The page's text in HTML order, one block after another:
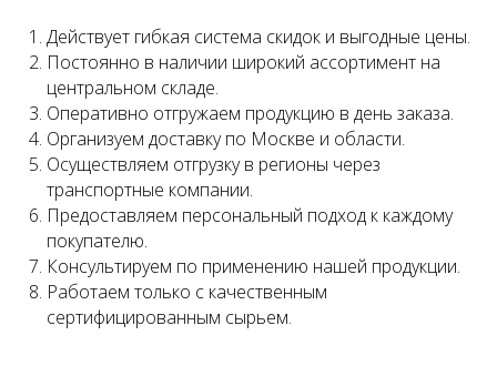
Действует гибкая система скидок и выгодные цены.
Постоянно в наличии широкий ассортимент на
центральном складе.
Оперативно отгружаем продукцию в день заказа.
Организуем доставку по Москве и области.
Осуществляем отгрузку в регионы через
транспортные компании.
Предоставляем персональный подход к каждому
покупателю.
Консультируем по применению нашей продукции.
Работаем только с качественным
сертифицированным сырьем.